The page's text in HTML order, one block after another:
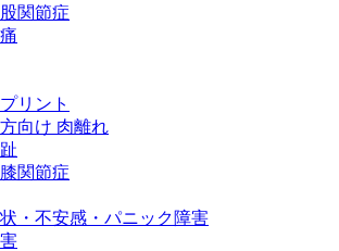
関節症
リント
向け 肉離れ
関節症
・不安感・パニック障害